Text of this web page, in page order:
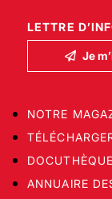
LETTRE
Je
NOTRE
DOCUTHÈQUE
ANNUAIRE